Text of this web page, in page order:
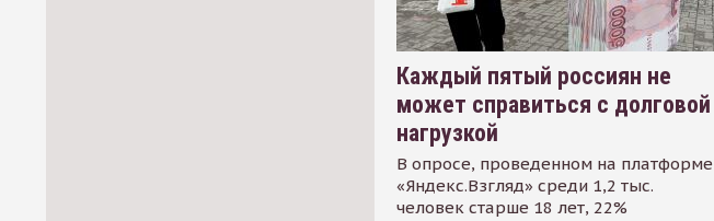
Каждый пятый россиян не
может справиться с долговой
нагрузкой
В опросе, проведенном на платформе
«Яндекс.Взгляд» среди 1,2 тыс.
человек старше 18 лет, 22%